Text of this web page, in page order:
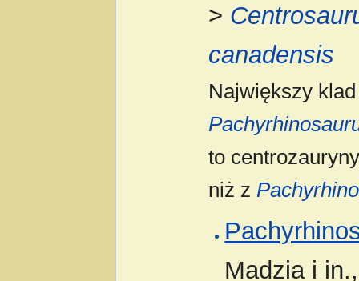
>
canadensis
Największy
to
niż z
Madzia i